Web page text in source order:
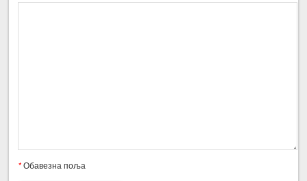
*Обавезна поља